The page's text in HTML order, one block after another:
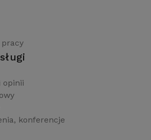
opinii
konferencje